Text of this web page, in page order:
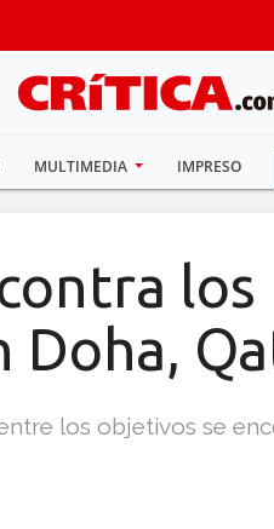
MULTIMEDIA IMPRESO
los
Doha,
los objetivos se